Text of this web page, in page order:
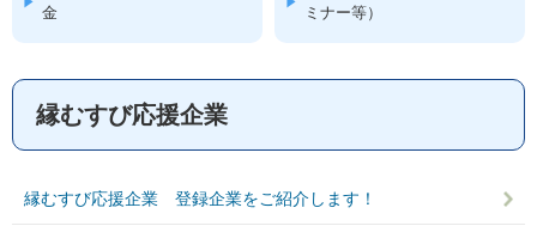
金
ミナー等）
縁むすび応援企業
縁むすび応援企業 登録企業をご紹介します！